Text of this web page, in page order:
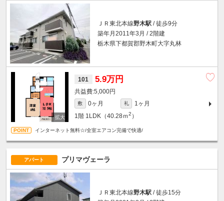
ＪＲ東北本線野木駅 / 徒歩9分
築年月2011年3月 / 2階建
栃木県下都賀郡野木町大字丸林
101 5.9万円
5,000円
敷 0ヶ月 礼
1ヶ月
1階 1LDK（40.28ｍ2 ）
インターネット無料☆/全室エアコン完備で快適/
アパート プリマヴェーラ
ＪＲ東北本線野木駅 / 徒歩15分